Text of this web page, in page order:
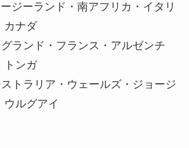
ジーランド・南アフリカ・イタリ
カナダ
ランド・フランス・アルゼンチ
トンガ
トラリア・ウェールズ・ジョージ
ウルグアイ